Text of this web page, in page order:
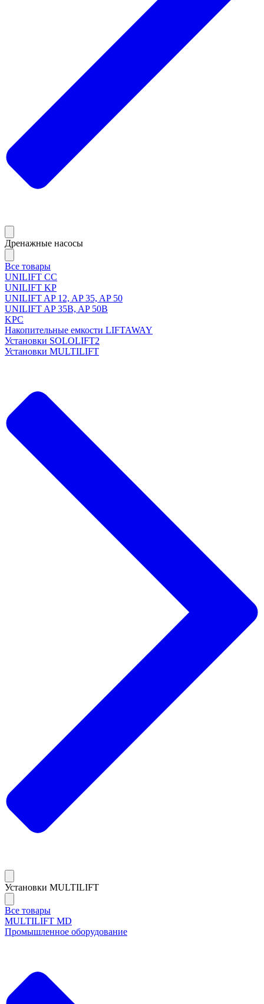
Дренажные насосы
Все товары
UNILIFT CC
UNILIFT KP
UNILIFT AP 12, AP 35, AP 50
UNILIFT AP 35B, AP 50B
KPC
Накопительные емкости LIFTAWAY
Установки SOLOLIFT2
Установки MULTILIFT
Установки MULTILIFT
Все товары
MULTILIFT MD
Промышленное оборудование